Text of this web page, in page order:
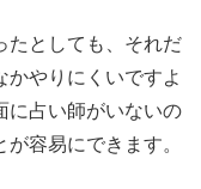
たとしても、それだ
かやりにくいですよ
に占い師がいないの
容易にできます。